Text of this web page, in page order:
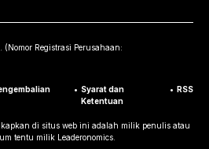
(Nomor Registrasi Perusahaan:
• Syarat dan
Ketentuan
• RSS
di situs web ini adalah milik penulis atau
tentu milik Leaderonomics.